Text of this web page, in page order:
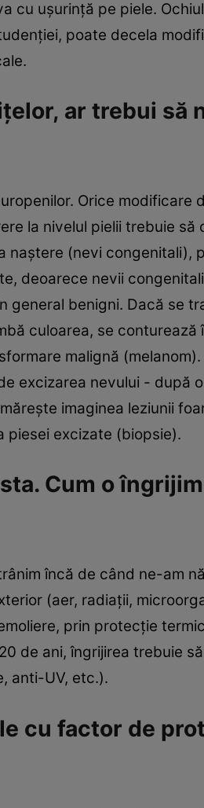
cu uşurinţă pe piele.
poate decela
ar trebui să
Orice modificare
la nivelul pielii trebuie să
naştere (nevi congenitali),
deoarece nevii
general benigni. Dacă se
culoarea, se conturează
malignă
excizarea nevului - după
imaginea leziunii
piesei excizate (biopsie).
Cum o
încă de când ne-am
(aer, radiaţii,
prin protecţie
de ani, îngrijirea trebuie
anti-UV, etc.).
cu factor de